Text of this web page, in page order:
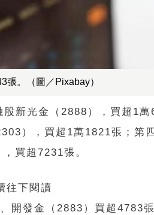
張。（圖／Pixabay）
新光金（2888），買超1
），買超1萬1821張；第
買超7231張。
往下閱讀
開發金（2883）買超4783